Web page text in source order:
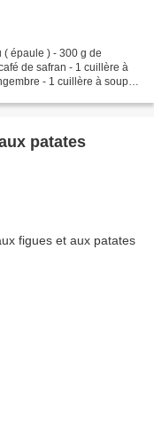
( épaule ) - 300 g de
de safran - 1 cuillère à
- 1 cuillère à soupe
patates